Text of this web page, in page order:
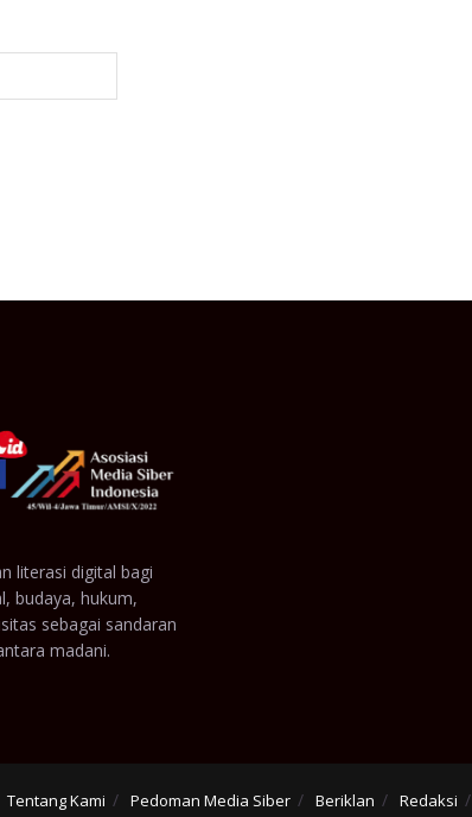
literasi digital bagi
budaya, hukum,
sebagai sandaran
madani.
Tentang Kami Pedoman Media Siber Beriklan Redaksi